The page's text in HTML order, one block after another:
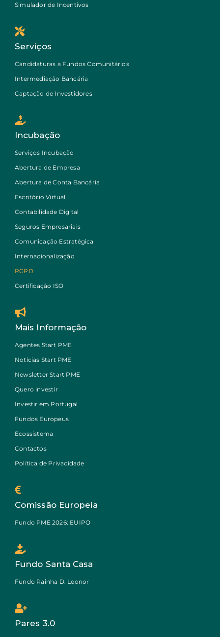
Simulador de Incentivos
Serviços
Candidaturas a Fundos Comunitários
Intermediação Bancária
Captação de Investidores
Incubação
Serviços Incubação
Abertura de Empresa
Abertura de Conta Bancária
Escritório Virtual
Contabilidade Digital
Seguros Empresariais
Comunicação Estratégica
Internacionalização
RGPD
Certificação ISO
Mais Informação
Agentes Start PME
Notícias Start PME
Newsletter Start PME
Quero investir
Investir em Portugal
Fundos Europeus
Ecossistema
Contactos
Política de Privacidade
Comissão Europeia
Fundo PME 2026: EUIPO
Fundo Santa Casa
Fundo Rainha D. Leonor
Pares 3.0